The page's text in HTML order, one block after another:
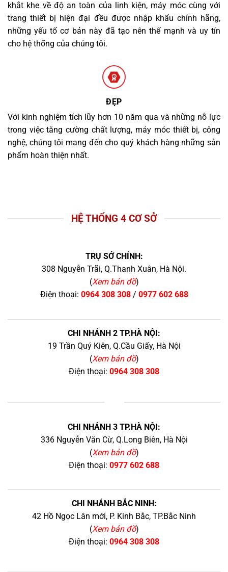
khắt khe về độ an toàn của linh kiện, máy móc cùng với
trang thiết bị hiện đại đều được nhập khẩu chính hãng,
những yếu tố cơ bản này đã tạo nên thế mạnh và uy tín
cho hệ thống của chúng tôi.
ĐẸP
Với kinh nghiệm tích lũy hơn 10 năm qua và những nỗ lực
trong việc tăng cường chất lượng, máy móc thiết bị, công
nghệ, chúng tôi mang đến cho quý khách hàng những sản
phẩm hoàn thiện nhất.
HỆ THỐNG 4 CƠ SỞ
TRỤ SỞ CHÍNH:
308 Nguyễn Trãi, Q.Thanh Xuân, Hà Nội.
(Xem bản đồ)
Điện thoại: 0964 308 308/ 0977 602 688
CHI NHÁNH 2 TP.HÀ NỘI:
19 Trần Quý Kiên, Q.Cầu Giấy, Hà Nội
(Xem bản đồ)
Điện thoại: 0964 308 308
CHI NHÁNH 3 TP.HÀ NỘI:
336 Nguyễn Văn Cừ, Q.Long Biên, Hà Nội
(Xem bản đồ)
Điện thoại: 0977 602 688
CHI NHÁNH BẮC NINH:
42 Hồ Ngọc Lân mới, P. Kinh Bắc, TP.Bắc Ninh
(Xem bản đồ)
Điện thoại: 0964 308 308